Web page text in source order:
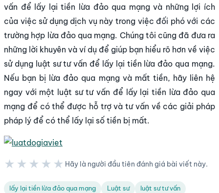
vấn để lấy lại tiền lừa đảo qua mạng và những lợi ích
của việc sử dụng dịch vụ này trong việc đối phó với các
trường hợp lừa đảo qua mạng. Chúng tôi cũng đã đưa ra
những lời khuyên và ví dụ để giúp bạn hiểu rõ hơn về việc
sử dụng luật sư tư vấn để lấy lại tiền lừa đảo qua mạng.
Nếu bạn bị lừa đảo qua mạng và mất tiền, hãy liên hệ
ngay với một luật sư tư vấn để lấy lại tiền lừa đảo qua
mạng để có thể được hỗ trợ và tư vấn về các giải pháp
pháp lý để có thể lấy lại số tiền bị mất.
★★★★★ Hãy là người đầu tiên đánh giá bài viết này.
lấy lại tiền lừa đảo qua mạng Luật sư luật sư tư vấn